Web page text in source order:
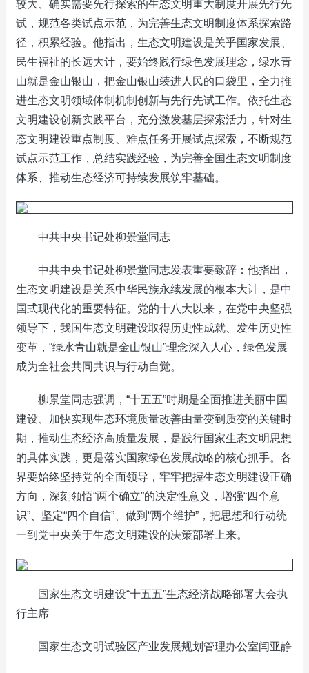
较大、确实需要先行探索的生态文明重大制度开展先行先
试，规范各类试点示范，为完善生态文明制度体系探索路
径，积累经验。他指出，生态文明建设是关乎国家发展、
民生福祉的长远大计，要始终践行绿色发展理念，绿水青
山就是金山银山，把金山银山装进人民的口袋里，全力推
进生态文明领域体制机制创新与先行先试工作。依托生态
文明建设创新实践平台，充分激发基层探索活力，针对生
态文明建设重点制度、难点任务开展试点探索，不断规范
试点示范工作，总结实践经验，为完善全国生态文明制度
体系、推动生态经济可持续发展筑牢基础。
中共中央书记处柳景堂同志
中共中央书记处柳景堂同志发表重要致辞：他指出，
生态文明建设是关系中华民族永续发展的根本大计，是中
国式现代化的重要特征。党的十八大以来，在党中央坚强
领导下，我国生态文明建设取得历史性成就、发生历史性
变革，“绿水青山就是金山银山”理念深入人心，绿色发展
成为全社会共同共识与行动自觉。
柳景堂同志强调，“十五五”时期是全面推进美丽中国
建设、加快实现生态环境质量改善由量变到质变的关键时
期，推动生态经济高质量发展，是践行国家生态文明思想
的具体实践，更是落实国家绿色发展战略的核心抓手。各
界要始终坚持党的全面领导，牢牢把握生态文明建设正确
方向，深刻领悟“两个确立”的决定性意义，增强“四个意
识”、坚定“四个自信”、做到“两个维护”，把思想和行动统
一到党中央关于生态文明建设的决策部署上来。
国家生态文明建设“十五五”生态经济战略部署大会执
行主席
国家生态文明试验区产业发展规划管理办公室闫亚静